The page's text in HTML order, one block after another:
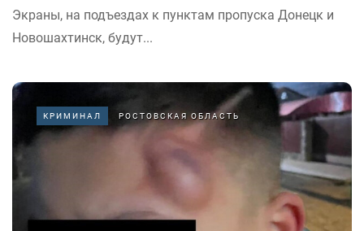
Экраны, на подъездах к пунктам пропуска Донецк и
Новошахтинск, будут...
КРИМИНАЛ РОСТОВСКАЯ ОБЛАСТЬ